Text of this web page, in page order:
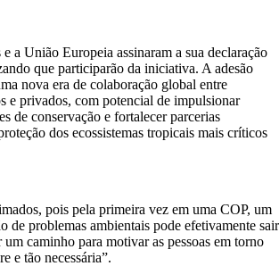
a União Europeia assinaram a sua declaração
que participarão da iniciativa. A adesão
nova era de colaboração global entre
e privados, com potencial de impulsionar
de conservação e fortalecer parcerias
dos ecossistemas tropicais mais críticos
pois pela primeira vez em uma COP, um
de problemas ambientais pode efetivamente sair
um caminho para motivar as pessoas em torno
e tão necessária”.